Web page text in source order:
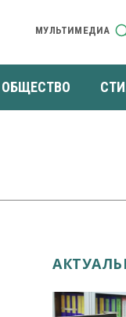
МУЛЬТИМЕДИА
ОБЩЕСТВО